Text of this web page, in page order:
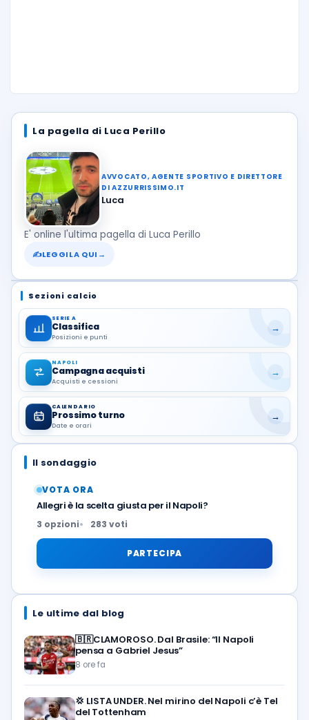
La pagella di Luca Perillo
AVVOCATO, AGENTE SPORTIVO E DIRETTORE
DI AZZURRISSIMO.IT
Luca
E' online l'ultima pagella di Luca Perillo
✍LEGGILA QUI →
Sezioni calcio
SERIE A
Classifica
Posizioni e punti
→
NAPOLI
Campagna acquisti
Acquisti e cessioni
→
CALENDARIO
Prossimo turno
Date e orari
→
Il sondaggio
VOTA ORA
Allegri è la scelta giusta per il Napoli?
3 opzioni 283 voti
PARTECIPA
Le ultime dal blog
🇧🇷CLAMOROSO. Dal Brasile: “Il Napoli
pensa a Gabriel Jesus”
8 ore fa
💢 LISTA UNDER. Nel mirino del Napoli c’è Tel
del Tottenham